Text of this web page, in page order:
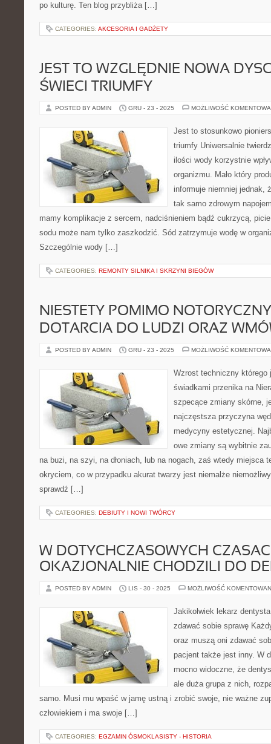
po kulturę. Ten blog przybliża […]
CATEGORIES: AKCESORIA I GADŻETY
JEST TO WZGLĘDNIE NOWA
ŚWIECI TRIUMFY
POSTED BY ADMIN GRU - 23 - 2025 MOŻLIWOŚĆ
Jest to stosunkowo
triumfy Uniwersalnie
ilości wody korzystnie
organizmu. Mało który
informuje niemniej jednak,
tak samo zdrowym
mamy komplikacje z sercem, nadciśnieniem bądź cukrzycą,
sodu może nam tylko zaszkodzić. Sód zatrzymuje wodę w
Szczególnie wody […]
CATEGORIES: REMONTY SILNIKA I SKRZYNI BIEGÓW
NIESTETY POMIMO
DOTARCIA DO LUDZI ORAZ
POSTED BY ADMIN GRU - 23 - 2025 MOŻLIWOŚĆ
Wzrost techniczny którego
świadkami przenika na
szpecące zmiany skórne,
najczęstsza przyczyna
medycyny estetycznej.
owe zmiany są wybitnie
na buzi, na szyi, na dłoniach, lub na nogach, zaś wtedy miejsca
okryciem, co w przypadku akurat twarzy jest niemalże
sprawdź […]
CATEGORIES: DEBIUTY I NOWI TWÓRCY
W DOTYCHCZASOWYCH
OKAZJONALNIE CHODZILI DO
POSTED BY ADMIN LIS - 30 - 2025 MOŻLIWOŚĆ
Jakikolwiek lekarz
zdawać sobie sprawę
oraz muszą oni zdawać
pacjent także jest inny. W
mocno widoczne, że
ale duża grupa z nich,
samo. Musi mu wpaść w jamę ustną i zrobić swoje, nie ważne
człowiekiem i ma swoje […]
CATEGORIES: EGZAMIN ÓSMOKLASISTY - HISTORIA